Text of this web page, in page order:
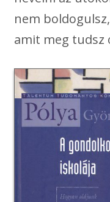
nem
amit meg tudsz